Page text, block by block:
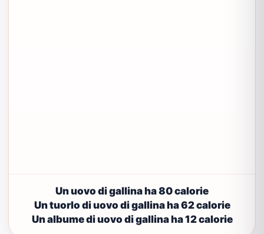
Un uovo di gallina ha 80 calorie
Un tuorlo di uovo di gallina ha 62 calorie
Un albume di uovo di gallina ha 12 calorie